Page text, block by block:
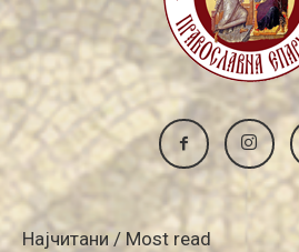
Најчитани / Most read